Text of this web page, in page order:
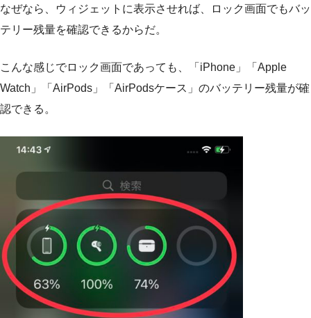
なぜなら、ウィジェットに表示させれば、ロック画面でもバッ
テリー残量を確認できるからだ。
こんな感じでロック画面であっても、「iPhone」「Apple
Watch」「AirPods」「AirPodsケース」のバッテリー残量が確
認できる。